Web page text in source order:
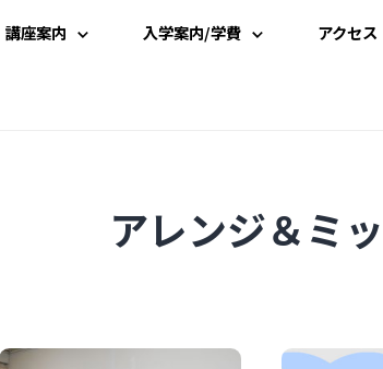
講座案内 入学案内/学費
説明会・見学
アクセス
アレンジ＆ミ